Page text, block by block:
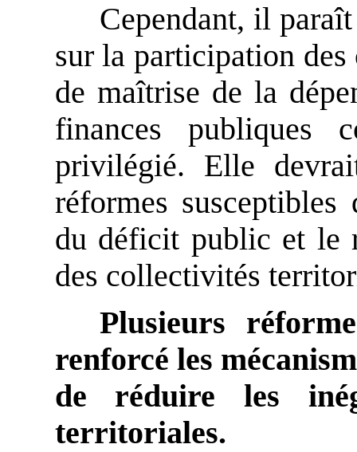
Cependant, il
sur la participation
de maîtrise de la
finances publiques
privilégié. Elle
réformes
du déficit public et le
des collectivités
Plusieurs
renforcé les
de réduire les
territoriales.